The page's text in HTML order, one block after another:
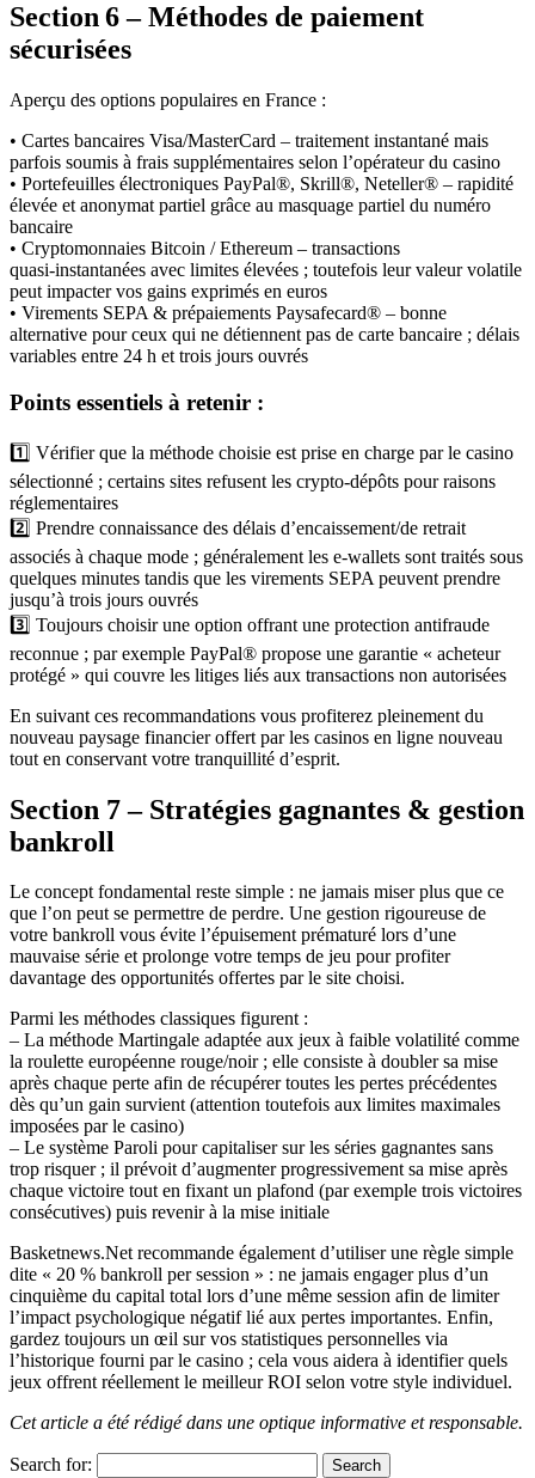
Section 6 – Méthodes de paiement
sécurisées
Aperçu des options populaires en France :
• Cartes bancaires Visa/MasterCard – traitement instantané mais
parfois soumis à frais supplémentaires selon l’opérateur du casino
• Portefeuilles électroniques PayPal®, Skrill®, Neteller® – rapidité
élevée et anonymat partiel grâce au masquage partiel du numéro
bancaire
• Cryptomonnaies Bitcoin / Ethereum – transactions
quasi‑instantanées avec limites élevées ; toutefois leur valeur volatile
peut impacter vos gains exprimés en euros
• Virements SEPA & prépaiements Paysafecard® – bonne
alternative pour ceux qui ne détiennent pas de carte bancaire ; délais
variables entre 24 h et trois jours ouvrés
Points essentiels à retenir :
1️⃣ Vérifier que la méthode choisie est prise en charge par le casino
sélectionné ; certains sites refusent les crypto‑dépôts pour raisons
réglementaires
2️⃣ Prendre connaissance des délais d’encaissement/de retrait
associés à chaque mode ; généralement les e‑wallets sont traités sous
quelques minutes tandis que les virements SEPA peuvent prendre
jusqu’à trois jours ouvrés
3️⃣ Toujours choisir une option offrant une protection antifraude
reconnue ; par exemple PayPal® propose une garantie « acheteur
protégé » qui couvre les litiges liés aux transactions non autorisées
En suivant ces recommandations vous profiterez pleinement du
nouveau paysage financier offert par les casinos en ligne nouveau
tout en conservant votre tranquillité d’esprit.
Section 7 – Stratégies gagnantes & gestion
bankroll
Le concept fondamental reste simple : ne jamais miser plus que ce
que l’on peut se permettre de perdre. Une gestion rigoureuse de
votre bankroll vous évite l’épuisement prématuré lors d’une
mauvaise série et prolonge votre temps de jeu pour profiter
davantage des opportunités offertes par le site choisi.
Parmi les méthodes classiques figurent :
– La méthode Martingale adaptée aux jeux à faible volatilité comme
la roulette européenne rouge/noir ; elle consiste à doubler sa mise
après chaque perte afin de récupérer toutes les pertes précédentes
dès qu’un gain survient (attention toutefois aux limites maximales
imposées par le casino)
– Le système Paroli pour capitaliser sur les séries gagnantes sans
trop risquer ; il prévoit d’augmenter progressivement sa mise après
chaque victoire tout en fixant un plafond (par exemple trois victoires
consécutives) puis revenir à la mise initiale
Basketnews.Net recommande également d’utiliser une règle simple
dite « 20 % bankroll per session » : ne jamais engager plus d’un
cinquième du capital total lors d’une même session afin de limiter
l’impact psychologique négatif lié aux pertes importantes. Enfin,
gardez toujours un œil sur vos statistiques personnelles via
l’historique fourni par le casino ; cela vous aidera à identifier quels
jeux offrent réellement le meilleur ROI selon votre style individuel.
Cet article a été rédigé dans une optique informative et responsable.
Search for: